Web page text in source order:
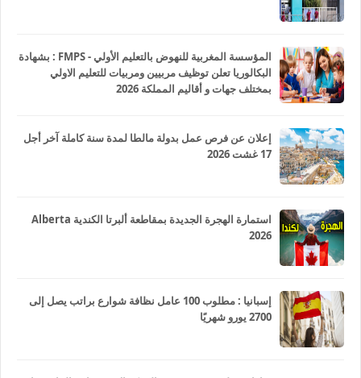
المؤسسة المغربية للنهوض بالتعليم الأولي - FMPS : بشهادة
البكالوريا تعلن توظيف مربيين ومربيات للتعليم الاولي
بمختلف جهات و أقاليم المملكة 2026
إعلان عن فرص عمل بدولة مالطا لمدة سنة كاملة آخر أجل
17 غشت 2026
استمارة الهجرة الجديدة بمقاطعة ألبرتا الكندية Alberta
2026
إسبانيا : مطلوب 100 عامل نظافة شوارع براتب يصل إلى
2700 يورو شهريًا